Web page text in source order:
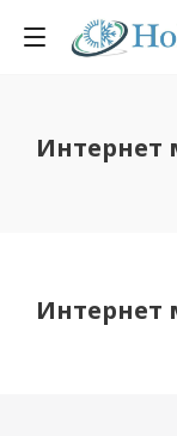
Интернет
Интернет